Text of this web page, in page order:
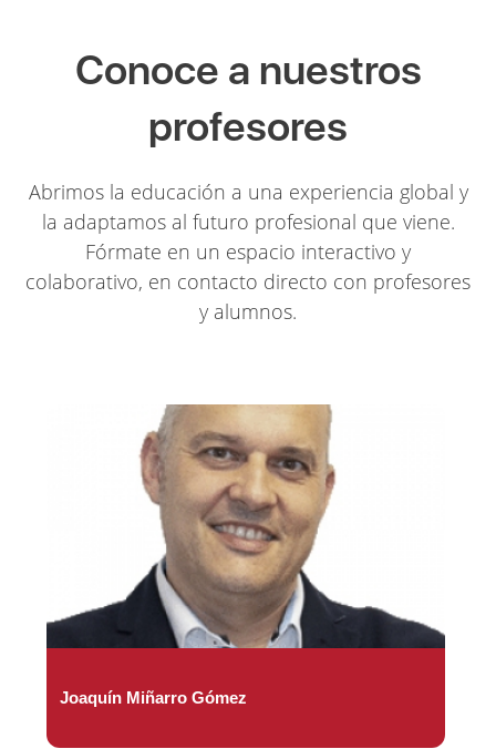
Conoce a nuestros
profesores
Abrimos la educación a una experiencia global y
la adaptamos al futuro profesional que viene.
Fórmate en un espacio interactivo y
colaborativo, en contacto directo con profesores
y alumnos.
Joaquín Miñarro Gómez